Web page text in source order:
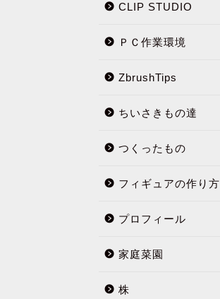
CLIP STUDIO
ＰＣ作業環境
ZbrushTips
ちいさきもの達
つくったもの
フィギュアの作り方
プロフィール
家庭菜園
株